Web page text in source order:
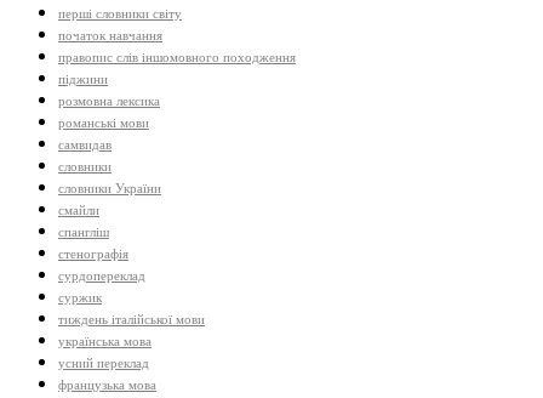
перші словники світу
початок навчання
правопис слів іншомовного походження
піджини
розмовна лексика
романські мови
самвидав
словники
словники України
смайли
спангліш
стенографія
сурдопереклад
суржик
тиждень італійської мови
українська мова
усний переклад
французька мова